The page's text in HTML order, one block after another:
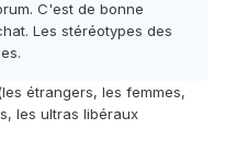
C'est de bonne
Les stéréotypes des
étrangers, les femmes,
les ultras libéraux